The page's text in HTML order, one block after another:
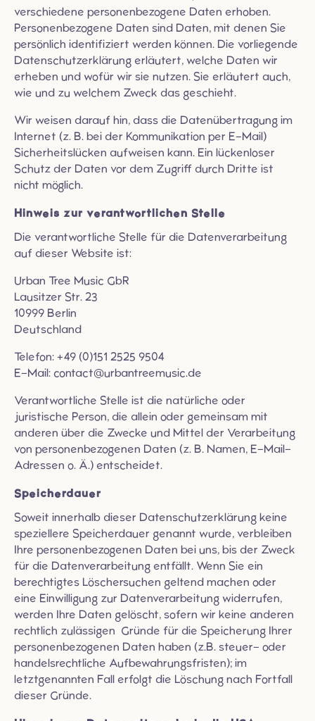
verschiedene personenbezogene Daten erhoben.
Personenbezogene Daten sind Daten, mit denen Sie
persönlich identifiziert werden können. Die vorliegende
Datenschutzerklärung erläutert, welche Daten wir
erheben und wofür wir sie nutzen. Sie erläutert auch,
wie und zu welchem Zweck das geschieht.
Wir weisen darauf hin, dass die Datenübertragung im
Internet (z. B. bei der Kommunikation per E-Mail)
Sicherheitslücken aufweisen kann. Ein lückenloser
Schutz der Daten vor dem Zugriff durch Dritte ist
nicht möglich.
Hinweis zur verantwortlichen Stelle
Die verantwortliche Stelle für die Datenverarbeitung
auf dieser Website ist:
Urban Tree Music GbR
Lausitzer Str. 23
10999 Berlin
Deutschland
Telefon: +49 (0)151 2525 9504
E-Mail: contact@urbantreemusic.de
Verantwortliche Stelle ist die natürliche oder
juristische Person, die allein oder gemeinsam mit
anderen über die Zwecke und Mittel der Verarbeitung
von personenbezogenen Daten (z. B. Namen, E-Mail-
Adressen o. Ä.) entscheidet.
Speicherdauer
Soweit innerhalb dieser Datenschutzerklärung keine
speziellere Speicherdauer genannt wurde, verbleiben
Ihre personenbezogenen Daten bei uns, bis der Zweck
für die Datenverarbeitung entfällt. Wenn Sie ein
berechtigtes Löschersuchen geltend machen oder
eine Einwilligung zur Datenverarbeitung widerrufen,
werden Ihre Daten gelöscht, sofern wir keine anderen
rechtlich zulässigen Gründe für die Speicherung Ihrer
personenbezogenen Daten haben (z.B. steuer- oder
handelsrechtliche Aufbewahrungsfristen); im
letztgenannten Fall erfolgt die Löschung nach Fortfall
dieser Gründe.